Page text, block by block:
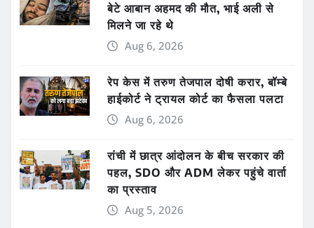
बेटे आबान अहमद की मौत, भाई अली से
मिलने जा रहे थे
Aug 6, 2026
रेप केस में तरुण तेजपाल दोषी करार, बॉम्बे
हाईकोर्ट ने ट्रायल कोर्ट का फैसला पलटा
Aug 6, 2026
रांची में छात्र आंदोलन के बीच सरकार की
पहल, SDO और ADM लेकर पहुंचे वार्ता
का प्रस्ताव
Aug 5, 2026